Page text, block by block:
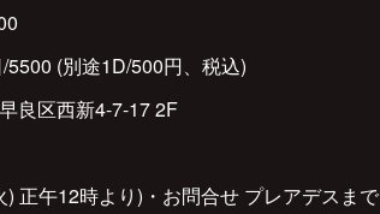
(別途1D/500円、税込)
良区西新4-7-17 2F
正午12時より)・お問合せ プレアデスまで